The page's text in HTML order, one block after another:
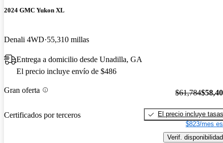
2024 GMC Yukon XL
Denali 4WD 55,310 millas
Entrega a domicilio desde Unadilla, GA
El precio incluye envío de $486
Gran oferta
Certificados por terceros
$61,784
El precio incluye tasas
$823/mes
Verif. disponibilidad